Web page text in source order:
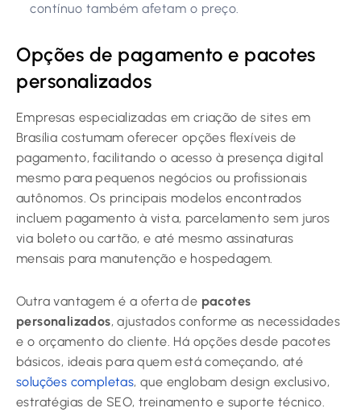
contínuo também afetam o preço.
Opções de pagamento e pacotes
personalizados
Empresas especializadas em criação de sites em
Brasília costumam oferecer opções flexíveis de
pagamento, facilitando o acesso à presença digital
mesmo para pequenos negócios ou profissionais
autônomos. Os principais modelos encontrados
incluem pagamento à vista, parcelamento sem juros
via boleto ou cartão, e até mesmo assinaturas
mensais para manutenção e hospedagem.
Outra vantagem é a oferta de pacotes
personalizados, ajustados conforme as necessidades
e o orçamento do cliente. Há opções desde pacotes
básicos, ideais para quem está começando, até
soluções completas, que englobam design exclusivo,
estratégias de SEO, treinamento e suporte técnico.